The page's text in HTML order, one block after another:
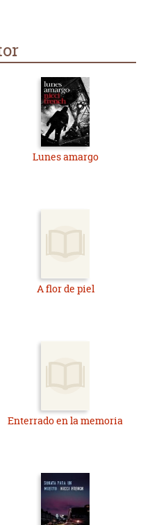
Lunes amargo
A flor de piel
Enterrado en la memoria